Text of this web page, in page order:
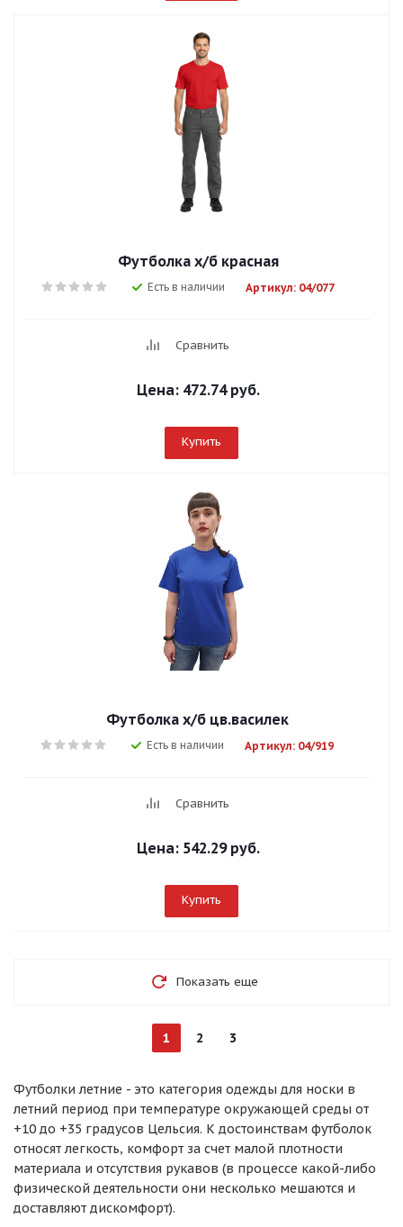
Футболка х/б красная
Есть в наличии Артикул: 04/077
Сравнить
Цена: 472.74 руб.
Купить
Футболка х/б цв.василек
Есть в наличии Артикул: 04/919
Сравнить
Цена: 542.29 руб.
Купить
Показать еще
1 2 3
Футболки летние - это категория одежды для носки в
летний период при температуре окружающей среды от
+10 до +35 градусов Цельсия. К достоинствам футболок
относят легкость, комфорт за счет малой плотности
материала и отсутствия рукавов (в процессе какой-либо
физической деятельности они несколько мешаются и
доставляют дискомфорт).